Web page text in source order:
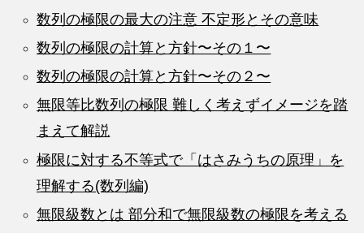
数列の極限の最大の注意 不定形とその意味
数列の極限の計算と方針〜その１〜
数列の極限の計算と方針〜その２〜
無限等比数列の極限 難しく考えずイメージを踏
まえて解説
極限に対する不等式で「はさみうちの原理」を
理解する(数列編)
無限級数とは 部分和で無限級数の極限を考える